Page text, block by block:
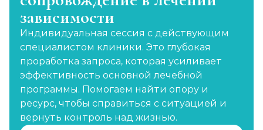
зависимости
Индивидуальная сессия с действующим
специалистом клиники. Это глубокая
проработка запроса, которая усиливает
эффективность основной лечебной
программы. Помогаем найти опору и
ресурс, чтобы справиться с ситуацией и
вернуть контроль над жизнью.